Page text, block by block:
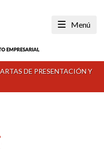
Menú
DE PRESENTACIÓN Y